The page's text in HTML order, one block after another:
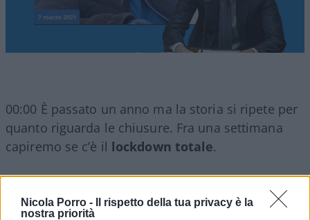
Nicola Porro -
Il rispetto della tua privacy è la
nostra priorità
00:00 È passato un anno ma la storia si ripete per
quanto riguarda le chiusure. Fra una settimana
capiremo se c’è il lockdown totale.
Papain
Iraqè quello diAvvenire: “Rinunciare al nemico”.